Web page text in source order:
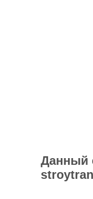
Данный